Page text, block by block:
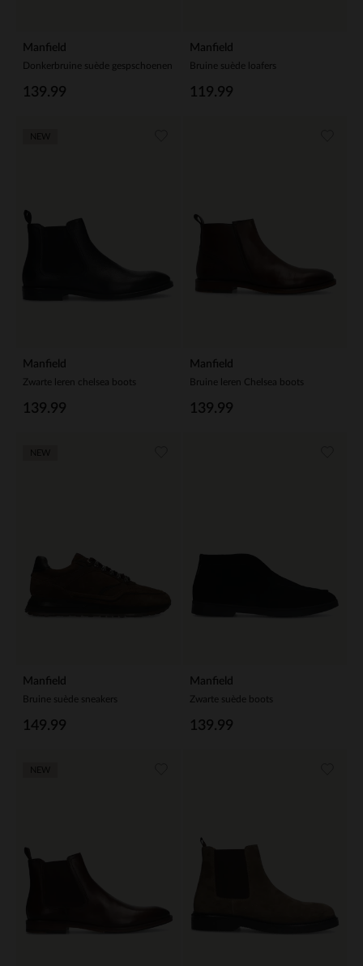
Manfield
Donkerbruine suède gespschoenen
139.99
Manfield
Bruine suède loafers
119.99
Manfield
Zwarte leren chelsea boots
139.99
Manfield
Bruine leren Chelsea boots
139.99
Manfield
Bruine suède sneakers
149.99
Manfield
Zwarte suède boots
139.99